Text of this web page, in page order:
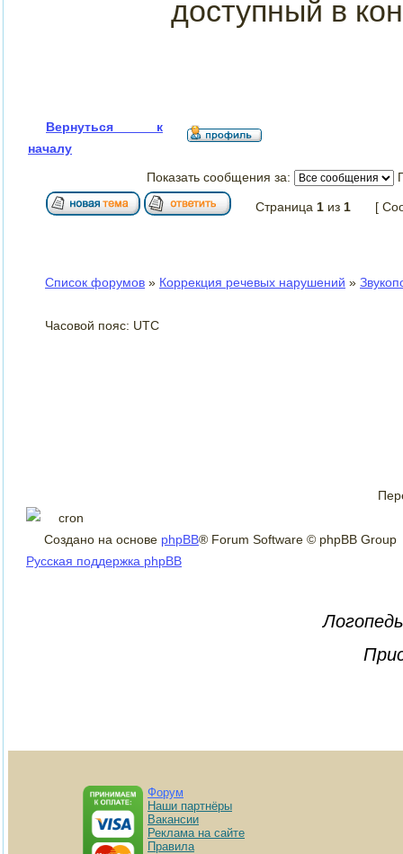
доступный в
Вернуться к
началу
Показать сообщения за:
Страница 1 из 1 [
Список форумов » Коррекция речевых нарушений »
Часовой пояс: UTC
Создано на основе phpBB® Forum Software © phpBB Group
Русская поддержка phpBB
Форум
Наши партнёры
Вакансии
Реклама на сайте
Правила